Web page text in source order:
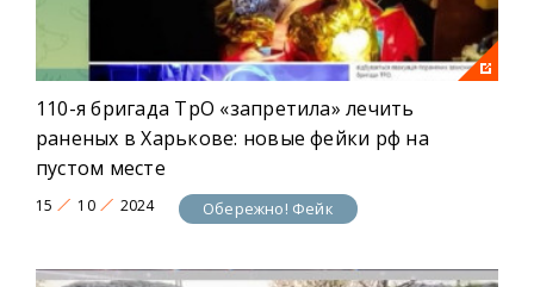
110-я бригада ТрО «запретила» лечить
раненых в Харькове: новые фейки рф на
пустом месте
15 10 2024 Обережно! Фейк